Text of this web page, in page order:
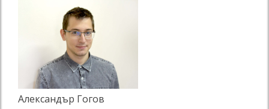
Александър Гогов